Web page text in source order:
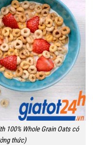
100% Whole Grain Oats có
thức)